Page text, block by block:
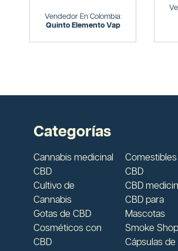
Vendedor En Colombia:
Quinto Elemento Vap
Categorías
Cannabis medicinal
CBD
Cultivo de
Cannabis
Gotas de CBD
Cosméticos con
CBD
CBD
CBD
CBD para
Mascotas
Smoke Shop
Cápsulas de